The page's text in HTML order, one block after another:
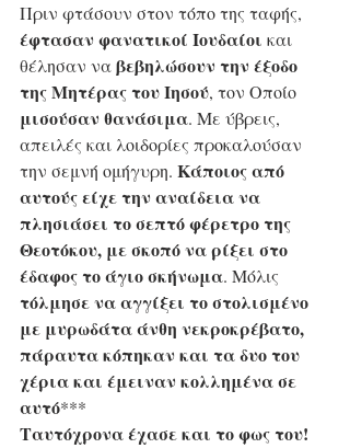
Πριν φτάσουν στον τόπο της ταφής,
έφτασαν φανατικοί Ιουδαίοι και
θέλησαν να βεβηλώσουν την έξοδο
της Μητέρας του Ιησού, τον Οποίο
μισούσαν θανάσιμα. Με ύβρεις,
απειλές και λοιδορίες προκαλούσαν
την σεμνή ομήγυρη. Κάποιος από
αυτούς είχε την αναίδεια να
πλησιάσει το σεπτό φέρετρο της
Θεοτόκου, με σκοπό να ρίξει στο
έδαφος το άγιο σκήνωμα. Μόλις
τόλμησε να αγγίξει το στολισμένο
με μυρωδάτα άνθη νεκροκρέβατο,
πάραυτα κόπηκαν και τα δυο του
χέρια και έμειναν κολλημένα σε
αυτό***
Ταυτόχρονα έχασε και το φως του!